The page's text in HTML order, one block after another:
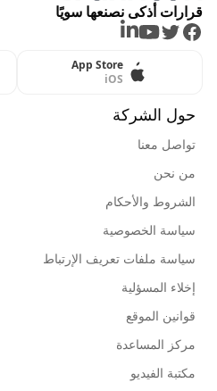
قرارات أذكى نصنعها سويًا
Facebook
Twitter
Youtube
LinkedIn
App Store
iOS
حول الشركة
تواصل معنا
من نحن
الشروط والأحكام
سياسة الخصوصية
سياسة ملفات تعريف الإرتباط
إخلاء المسؤلية
قوانين الموقع
مركز المساعدة
مكتبة الفيديو